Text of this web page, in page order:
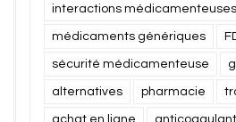
interactions médicamenteuses
médicaments génériques
sécurité médicamenteuse
alternatives pharmacie
achat en ligne